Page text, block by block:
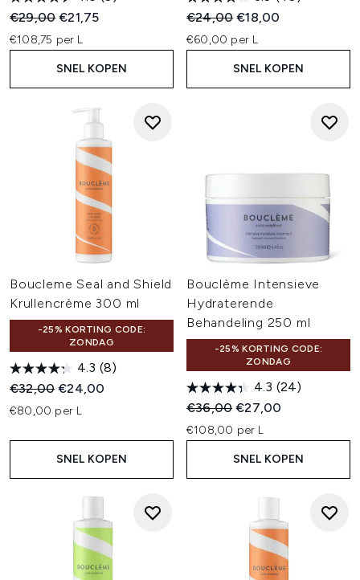
Recommended Retail Price:
€29,00Huidige prijs:
€21,75
€108,75 per L
SNEL KOPEN
Recommended Retail Price:
€24,00Huidige prijs:
€18,00
€60,00 per L
SNEL KOPEN
Boucleme Seal and Shield
Krullencrème 300 ml
-25% KORTING CODE:
ZONDAG
4.3 (8)
Recommended Retail Price:
€32,00Huidige prijs:
€24,00
€80,00 per L
SNEL KOPEN
Bouclème Intensieve
Hydraterende
Behandeling 250 ml
-25% KORTING CODE:
ZONDAG
4.3 (24)
Recommended Retail Price:
€36,00Huidige prijs:
€27,00
€108,00 per L
SNEL KOPEN